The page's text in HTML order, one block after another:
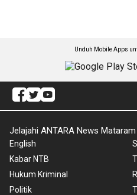
Unduh Mobile Apps
Jelajahi ANTARA News Mataram
English
Kabar NTB
Hukum Kriminal
Politik